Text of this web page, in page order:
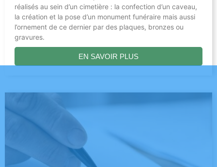
réalisés au sein d’un cimetière : la confection d’un caveau,
la création et la pose d’un monument funéraire mais aussi
l’ornement de ce dernier par des plaques, bronzes ou
gravures.
EN SAVOIR PLUS